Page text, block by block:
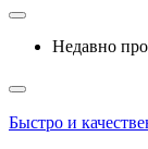
Недавно
Быстро и